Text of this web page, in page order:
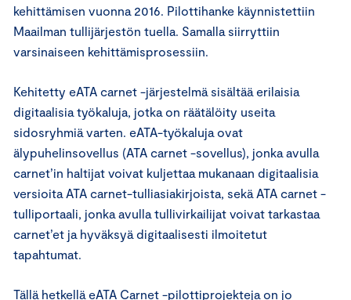
kehittämisen vuonna 2016. Pilottihanke käynnistettiin
Maailman tullijärjestön tuella. Samalla siirryttiin
varsinaiseen kehittämisprosessiin.
Kehitetty eATA carnet -järjestelmä sisältää erilaisia ​​
digitaalisia työkaluja, jotka on räätälöity useita
sidosryhmiä varten. eATA-työkaluja ovat
älypuhelinsovellus (ATA carnet -sovellus), jonka avulla
carnet’in haltijat voivat kuljettaa mukanaan digitaalisia
versioita ATA carnet-tulliasiakirjoista, sekä ATA carnet -
tulliportaali, jonka avulla tullivirkailijat voivat tarkastaa
carnet’et ja hyväksyä digitaalisesti ilmoitetut
tapahtumat.
Tällä hetkellä eATA Carnet -pilottiprojekteja on jo